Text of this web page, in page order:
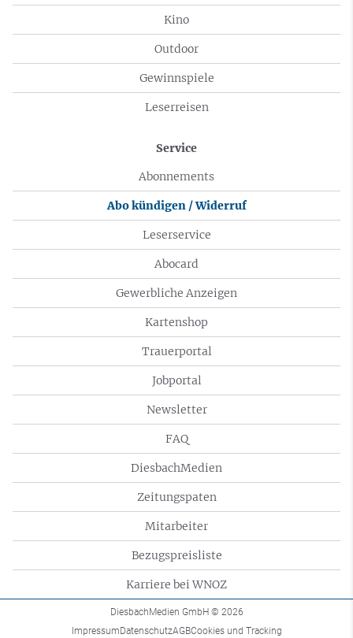
Kino
Outdoor
Gewinnspiele
Leserreisen
Service
Abonnements
Abo kündigen / Widerruf
Leserservice
Abocard
Gewerbliche Anzeigen
Kartenshop
Trauerportal
Jobportal
Newsletter
FAQ
DiesbachMedien
Zeitungspaten
Mitarbeiter
Bezugspreisliste
Karriere bei WNOZ
DiesbachMedien GmbH © 2026
ImpressumDatenschutzAGBCookies und Tracking